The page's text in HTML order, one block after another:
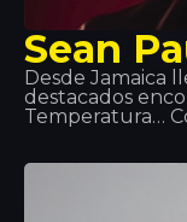
Sean
Desde Jamaica
destacados
Temperatura…
Tropics. Se dice
escenario o en
con su viejo